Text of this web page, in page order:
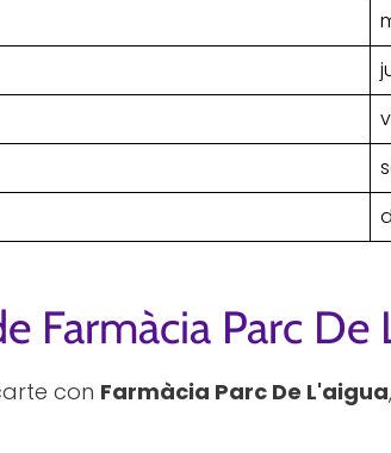
Farmàcia Parc De
con Farmàcia Parc De L'aigua